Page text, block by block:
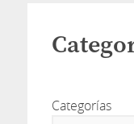
Categorías